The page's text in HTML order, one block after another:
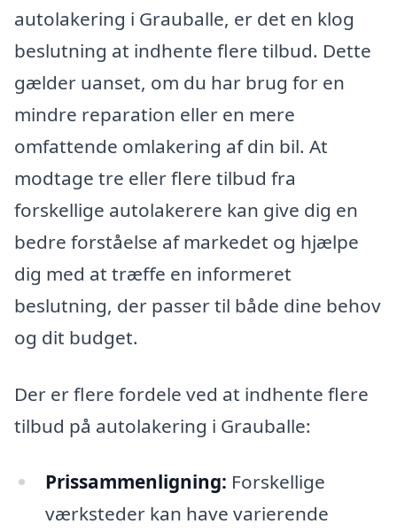
autolakering i Grauballe, er det en klog
beslutning at indhente flere tilbud. Dette
gælder uanset, om du har brug for en
mindre reparation eller en mere
omfattende omlakering af din bil. At
modtage tre eller flere tilbud fra
forskellige autolakerere kan give dig en
bedre forståelse af markedet og hjælpe
dig med at træffe en informeret
beslutning, der passer til både dine behov
og dit budget.
Der er flere fordele ved at indhente flere
tilbud på autolakering i Grauballe:
Prissammenligning: Forskellige
værksteder kan have varierende